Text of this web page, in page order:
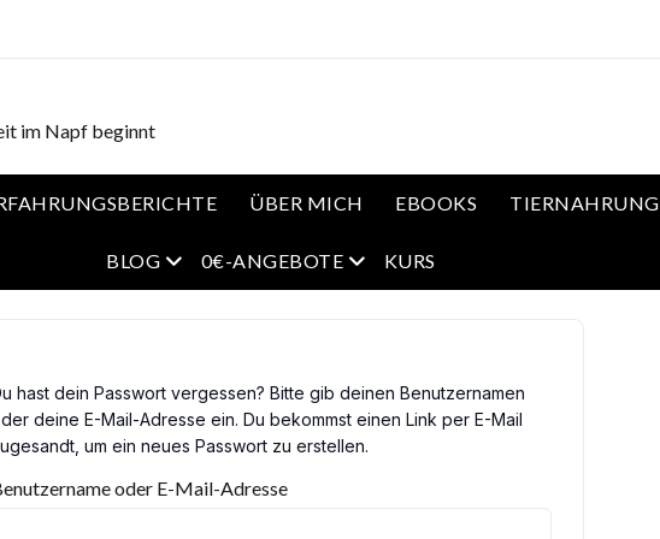
im Napf beginnt
ÜBER MICH EBOOKS TIERNAHRUNG
BLOG open menu
0€-ANGEBOTE open menu
KURS
hast dein Passwort vergessen? Bitte gib deinen Benutzernamen
deine E-Mail-Adresse ein. Du bekommst einen Link per E-Mail
um ein neues Passwort zu erstellen.
oder E-Mail-Adresse